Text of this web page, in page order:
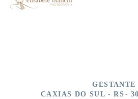
GESTANTE
CAXIAS DO SUL - RS